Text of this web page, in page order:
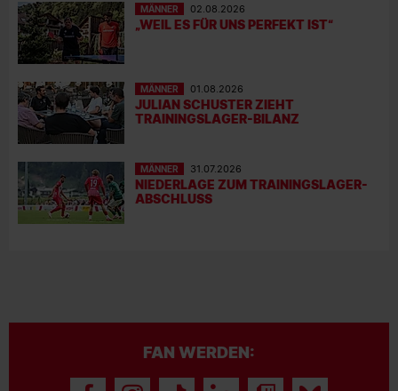
MÄNNER 02.08.2026
„WEIL ES FÜR UNS PERFEKT IST“
MÄNNER 01.08.2026
JULIAN SCHUSTER ZIEHT
TRAININGSLAGER-BILANZ
MÄNNER 31.07.2026
NIEDERLAGE ZUM TRAININGSLAGER-
ABSCHLUSS
FAN WERDEN: